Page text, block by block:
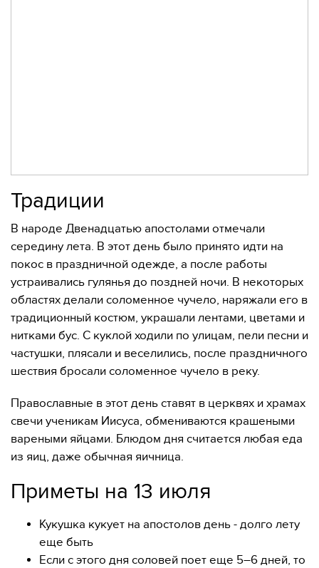
Традиции
В народе Двенадцатью апостолами отмечали
середину лета. В этот день было принято идти на
покос в праздничной одежде, а после работы
устраивались гулянья до поздней ночи. В некоторых
областях делали соломенное чучело, наряжали его в
традиционный костюм, украшали лентами, цветами и
нитками бус. С куклой ходили по улицам, пели песни и
частушки, плясали и веселились, после праздничного
шествия бросали соломенное чучело в реку.
Православные в этот день ставят в церквях и храмах
свечи ученикам Иисуса, обмениваются крашеными
вареными яйцами. Блюдом дня считается любая еда
из яиц, даже обычная яичница.
Приметы на 13 июля
Кукушка кукует на апостолов день - долго лету
еще быть
Если с этого дня соловей поет еще 5–6 дней, то